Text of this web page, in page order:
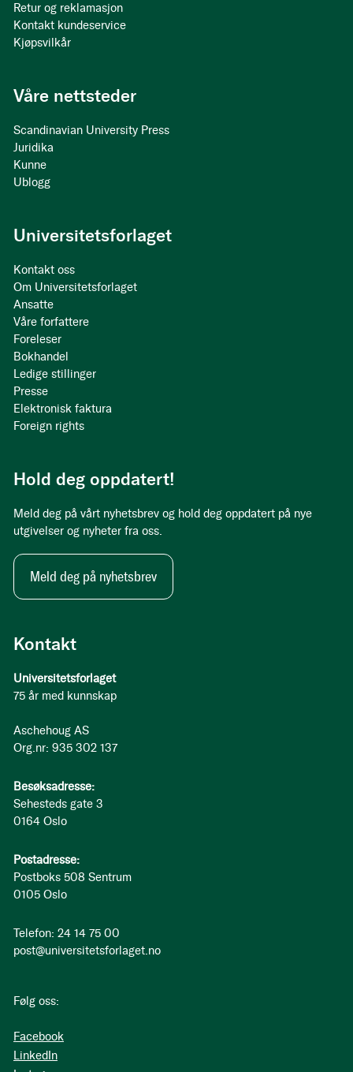
Kontakt
Universitetsforlaget
75 år med kunnskap
Aschehoug AS
Org.nr: 935 302 137
Besøksadresse:
Sehesteds gate 3
0164 Oslo
Postadresse:
Postboks 508 Sentrum
0105 Oslo
Telefon: 24 14 75 00
post@universitetsforlaget.no
Følg oss:
Facebook
LinkedIn
Retur og reklamasjon
Kontakt kundeservice
Kjøpsvilkår
Våre nettsteder
Scandinavian University Press
Juridika
Kunne
Ublogg
Universitetsforlaget
Kontakt oss
Om Universitetsforlaget
Ansatte
Våre forfattere
Foreleser
Bokhandel
Ledige stillinger
Presse
Elektronisk faktura
Foreign rights
Hold deg oppdatert!
Meld deg på vårt nyhetsbrev og hold deg oppdatert på nye
utgivelser og nyheter fra oss.
Meld deg på nyhetsbrev